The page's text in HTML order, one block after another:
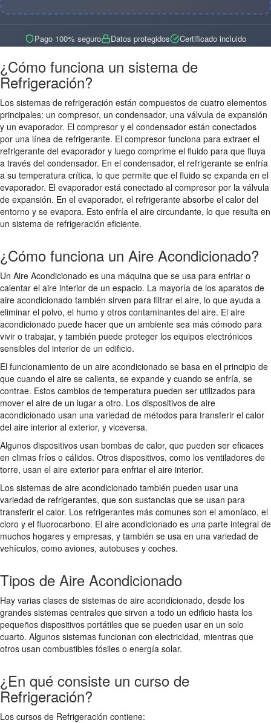
Pago 100% seguro Datos protegidos Certificado incluido
¿Cómo funciona un sistema de
Refrigeración?
Los sistemas de refrigeración están compuestos de cuatro elementos
principales: un compresor, un condensador, una válvula de expansión
y un evaporador. El compresor y el condensador están conectados
por una línea de refrigerante. El compresor funciona para extraer el
refrigerante del evaporador y luego comprime el fluido para que fluya
a través del condensador. En el condensador, el refrigerante se enfría
a su temperatura crítica, lo que permite que el fluido se expanda en el
evaporador. El evaporador está conectado al compresor por la válvula
de expansión. En el evaporador, el refrigerante absorbe el calor del
entorno y se evapora. Esto enfría el aire circundante, lo que resulta en
un sistema de refrigeración eficiente.
¿Cómo funciona un Aire Acondicionado?
Un Aire Acondicionado es una máquina que se usa para enfriar o
calentar el aire interior de un espacio. La mayoría de los aparatos de
aire acondicionado también sirven para filtrar el aire, lo que ayuda a
eliminar el polvo, el humo y otros contaminantes del aire. El aire
acondicionado puede hacer que un ambiente sea más cómodo para
vivir o trabajar, y también puede proteger los equipos electrónicos
sensibles del interior de un edificio.
El funcionamiento de un aire acondicionado se basa en el principio de
que cuando el aire se calienta, se expande y cuando se enfría, se
contrae. Estos cambios de temperatura pueden ser utilizados para
mover el aire de un lugar a otro. Los dispositivos de aire
acondicionado usan una variedad de métodos para transferir el calor
del aire interior al exterior, y viceversa.
Algunos dispositivos usan bombas de calor, que pueden ser eficaces
en climas fríos o cálidos. Otros dispositivos, como los ventiladores de
torre, usan el aire exterior para enfriar el aire interior.
Los sistemas de aire acondicionado también pueden usar una
variedad de refrigerantes, que son sustancias que se usan para
transferir el calor. Los refrigerantes más comunes son el amoníaco, el
cloro y el fluorocarbono. El aire acondicionado es una parte integral de
muchos hogares y empresas, y también se usa en una variedad de
vehículos, como aviones, autobuses y coches.
Tipos de Aire Acondicionado
Hay varias clases de sistemas de aire acondicionado, desde los
grandes sistemas centrales que sirven a todo un edificio hasta los
pequeños dispositivos portátiles que se pueden usar en un solo
cuarto. Algunos sistemas funcionan con electricidad, mientras que
otros usan combustibles fósiles o energía solar.
¿En qué consiste un curso de
Refrigeración?
Los cursos de Refrigeración contiene: